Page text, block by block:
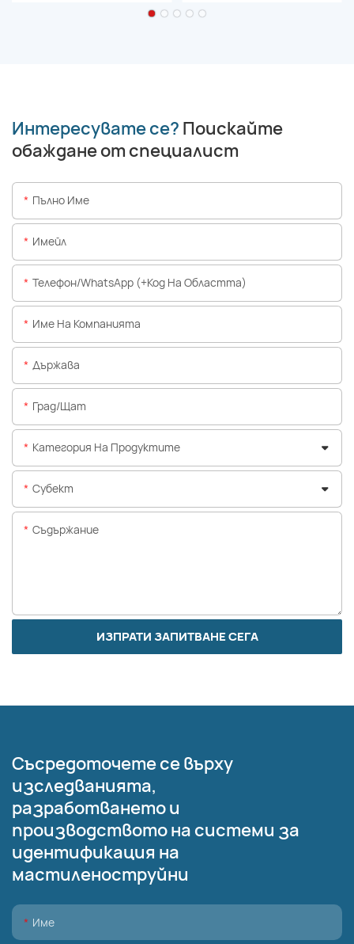
Интересувате се? Поискайте
обаждане от специалист
Пълно Име
Имейл
Телефон/WhatsApp (+Код На Областта)
Име На Компанията
Държава
Град/щат
Категория На Продуктите
Субект
Съдържание
ИЗПРАТИ ЗАПИТВАНЕ СЕГА
Съсредоточете се върху
изследванията,
разработването и
производството на системи за
идентификация на
мастиленоструйни
Име